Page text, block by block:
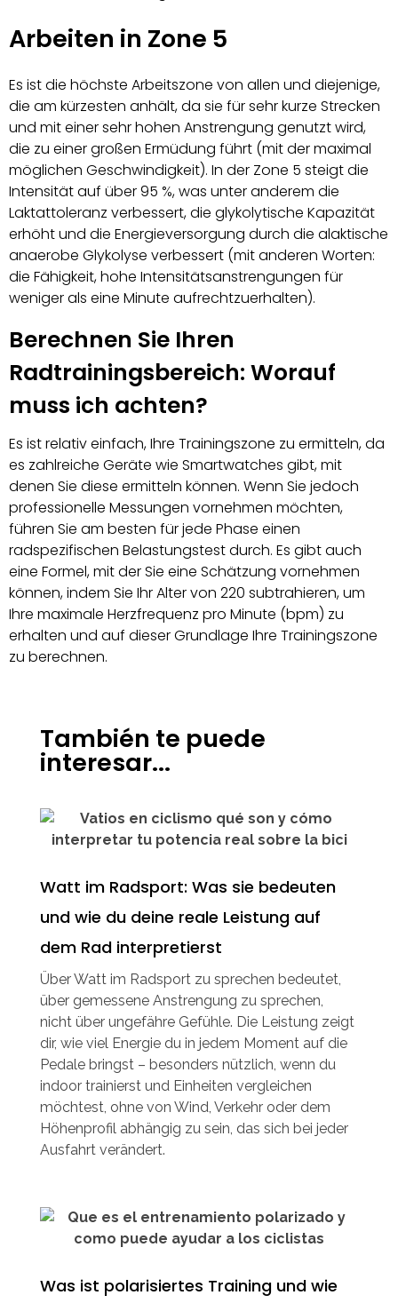
Arbeiten in Zone 5
Es ist die höchste Arbeitszone von allen und diejenige,
die am kürzesten anhält, da sie für sehr kurze Strecken
und mit einer sehr hohen Anstrengung genutzt wird,
die zu einer großen Ermüdung führt (mit der maximal
möglichen Geschwindigkeit). In der Zone 5 steigt die
Intensität auf über 95 %, was unter anderem die
Laktattoleranz verbessert, die glykolytische Kapazität
erhöht und die Energieversorgung durch die alaktische
anaerobe Glykolyse verbessert (mit anderen Worten:
die Fähigkeit, hohe Intensitätsanstrengungen für
weniger als eine Minute aufrechtzuerhalten).
Berechnen Sie Ihren
Radtrainingsbereich: Worauf
muss ich achten?
Es ist relativ einfach, Ihre Trainingszone zu ermitteln, da
es zahlreiche Geräte wie Smartwatches gibt, mit
denen Sie diese ermitteln können. Wenn Sie jedoch
professionelle Messungen vornehmen möchten,
führen Sie am besten für jede Phase einen
radspezifischen Belastungstest durch. Es gibt auch
eine Formel, mit der Sie eine Schätzung vornehmen
können, indem Sie Ihr Alter von 220 subtrahieren, um
Ihre maximale Herzfrequenz pro Minute (bpm) zu
erhalten und auf dieser Grundlage Ihre Trainingszone
zu berechnen.
También te puede
interesar...
Watt im Radsport: Was sie bedeuten
und wie du deine reale Leistung auf
dem Rad interpretierst
Über Watt im Radsport zu sprechen bedeutet,
über gemessene Anstrengung zu sprechen,
nicht über ungefähre Gefühle. Die Leistung zeigt
dir, wie viel Energie du in jedem Moment auf die
Pedale bringst – besonders nützlich, wenn du
indoor trainierst und Einheiten vergleichen
möchtest, ohne von Wind, Verkehr oder dem
Höhenprofil abhängig zu sein, das sich bei jeder
Ausfahrt verändert.
Was ist polarisiertes Training und wie